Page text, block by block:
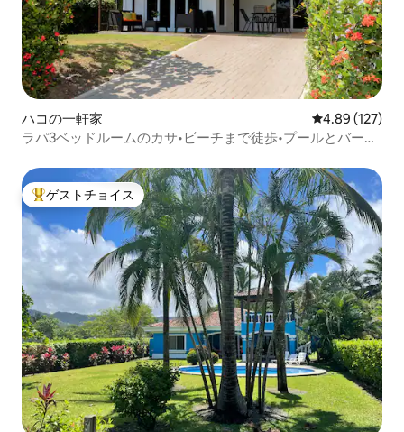
ハコの一軒家 レビュー127
4.89 (127)
ラパ3ベッドルームのカサ•ビーチまで徒歩•プールとバーベ
大好評のゲストチョイスです。
ゲストチョイス